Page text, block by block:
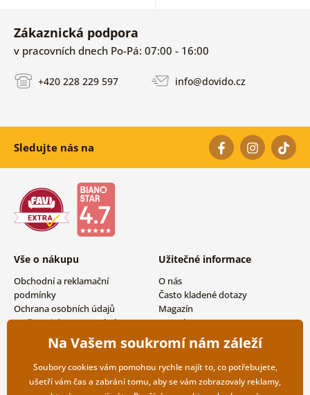
Zákaznická podpora
v pracovních dnech Po-Pá: 07:00 - 16:00
+420 228 229 597 info@dovido.cz
Sledujte nás na
Vše o nákupu
Obchodní a reklamační
podmínky
Ochrana osobních údajů
Možnosti dopravy a platby
Vrácení zboží
Užitečné informace
O nás
Často kladené dotazy
Magazín
Kontakty
Velkoobchodní spolupráce
Na Vašem soukromí nám záleží
Soubory cookies vám pomohou rychle najít to, co potřebujete,
ušetří vám čas a zabrání tomu, aby se vám zobrazovaly reklamy,